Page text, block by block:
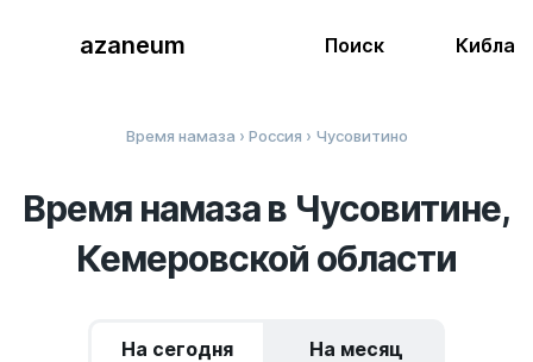
azaneum Поиск Кибла
Время намаза › Россия › Чусовитино
Время намаза в Чусовитине,
Кемеровской области
На сегодня На месяц